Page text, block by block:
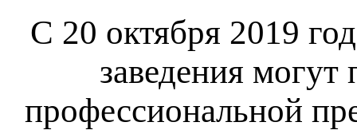
С 20 октября 2019
заведения могут
профессиональной